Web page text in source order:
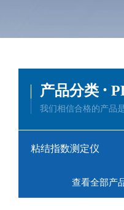
产品分类 ·
我们相信合格的产品
粘结指数测定仪
查看全部产